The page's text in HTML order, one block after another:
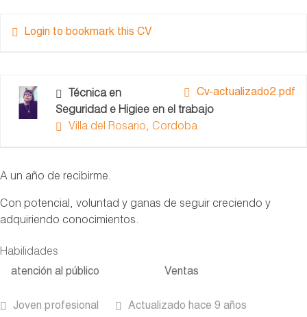
Login to bookmark this CV
Cv-actualizado2.pdf
Técnica en
Seguridad e Higiee en el trabajo
Villa del Rosario, Cordoba
A un año de recibirme.
Con potencial, voluntad y ganas de seguir creciendo y
adquiriendo conocimientos.
Habilidades
atención al público
Ventas
Joven profesional Actualizado hace 9 años